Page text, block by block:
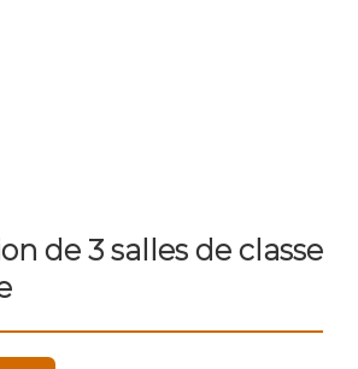
de 3 salles de classe